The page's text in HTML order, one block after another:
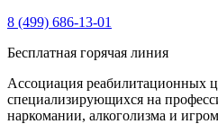
8 (499) 686-13-01
Бесплатная горячая линия
Ассоциация реабилитационных
специализирующихся на
наркомании, алкоголизма и